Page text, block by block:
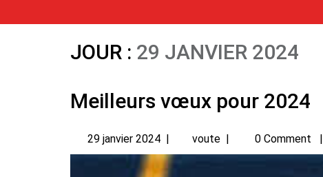
JOUR : 29 JANVIER 2024
Meilleurs vœux pour 2024
29 janvier 2024 | voute | 0 Comment |